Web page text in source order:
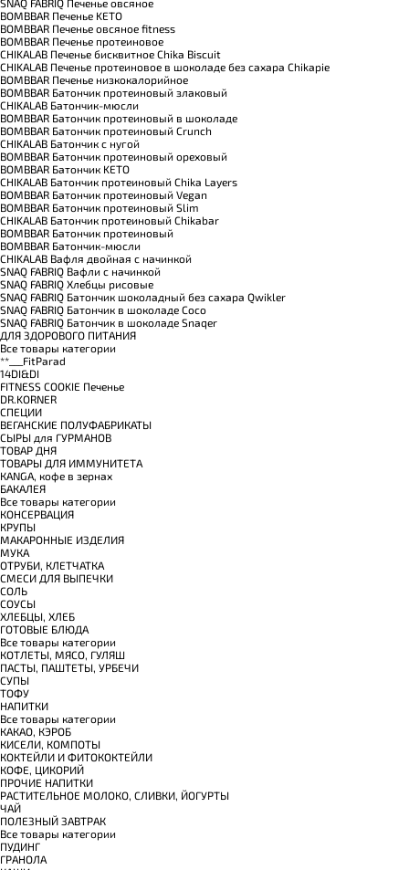
BOMBBAR Печенье KETO
BOMBBAR Печенье овсяное fitness
BOMBBAR Печенье протеиновое
CHIKALAB Печенье бисквитное Chika Biscuit
CHIKALAB Печенье протеиновое в шоколаде без сахара Chikapie
BOMBBAR Печенье низкокалорийное
BOMBBAR Батончик протеиновый злаковый
CHIKALAB Батончик-мюсли
BOMBBAR Батончик протеиновый в шоколаде
BOMBBAR Батончик протеиновый Crunch
CHIKALAB Батончик с нугой
BOMBBAR Батончик протеиновый ореховый
BOMBBAR Батончик KETO
CHIKALAB Батончик протеиновый Chika Layers
BOMBBAR Батончик протеиновый Vegan
BOMBBAR Батончик протеиновый Slim
CHIKALAB Батончик протеиновый Chikabar
BOMBBAR Батончик протеиновый
BOMBBAR Батончик-мюсли
CHIKALAB Вафля двойная с начинкой
SNAQ FABRIQ Вафли с начинкой
SNAQ FABRIQ Хлебцы рисовые
SNAQ FABRIQ Батончик шоколадный без сахара Qwikler
SNAQ FABRIQ Батончик в шоколаде Coco
SNAQ FABRIQ Батончик в шоколаде Snaqer
ДЛЯ ЗДОРОВОГО ПИТАНИЯ
Все товары категории
**___FitParad
14DI&DI
FITNESS COOKIE Печенье
DR.KORNER
СПЕЦИИ
ВЕГАНСКИЕ ПОЛУФАБРИКАТЫ
СЫРЫ для ГУРМАНОВ
TОВАР ДНЯ
TОВАРЫ ДЛЯ ИММУНИТЕТА
КANGA, кофе в зернах
БАКАЛЕЯ
Все товары категории
КОНСЕРВАЦИЯ
КРУПЫ
МАКАРОННЫЕ ИЗДЕЛИЯ
МУКА
ОТРУБИ, КЛЕТЧАТКА
СМЕСИ ДЛЯ ВЫПЕЧКИ
СОЛЬ
СОУСЫ
ХЛЕБЦЫ, ХЛЕБ
ГОТОВЫЕ БЛЮДА
Все товары категории
КОТЛЕТЫ, МЯСО, ГУЛЯШ
ПАСТЫ, ПАШТЕТЫ, УРБЕЧИ
СУПЫ
ТОФУ
НАПИТКИ
Все товары категории
КАКАО, КЭРОБ
КИСЕЛИ, КОМПОТЫ
КОКТЕЙЛИ И ФИТОКОКТЕЙЛИ
КОФЕ, ЦИКОРИЙ
ПРОЧИЕ НАПИТКИ
РАСТИТЕЛЬНОЕ МОЛОКО, СЛИВКИ, ЙОГУРТЫ
ЧАЙ
ПОЛЕЗНЫЙ ЗАВТРАК
Все товары категории
ПУДИНГ
ГРАНОЛА